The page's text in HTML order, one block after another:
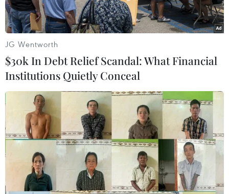
Thanh Hóa: Cháy nhà lúc rạng sáng, 2 trẻ
tử vong, 4 người được cứu
JG Wentworth
$30k In Debt Relief Scandal: What Financial
Institutions Quietly Conceal